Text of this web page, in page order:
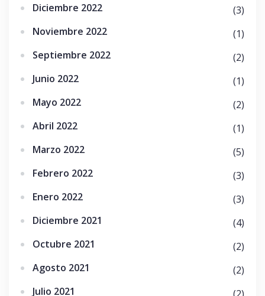
Diciembre 2022
(3)
Noviembre 2022
(1)
Septiembre 2022
(2)
Junio 2022
(1)
Mayo 2022
(2)
Abril 2022
(1)
Marzo 2022
(5)
Febrero 2022
(3)
Enero 2022
(3)
Diciembre 2021
(4)
Octubre 2021
(2)
Agosto 2021
(2)
Julio 2021